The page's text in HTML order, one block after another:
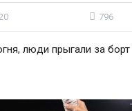
796
люди прыгали за борт